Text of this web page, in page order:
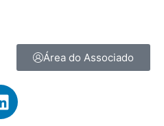
Área do Associado